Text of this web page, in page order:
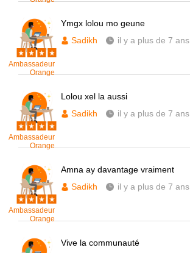
Ambassadeur
Orange
Ymgx lolou mo geune
Sadikh
il y a plus de 7 ans
Ambassadeur
Orange
Lolou xel la aussi
Sadikh
il y a plus de 7 ans
Ambassadeur
Orange
Amna ay davantage vraiment
Sadikh
il y a plus de 7 ans
Vive la communauté